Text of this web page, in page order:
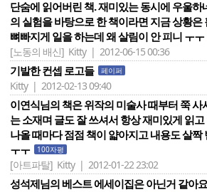
단숨에 읽어버린 책. 재미있는 동시에 우울하
의 실험을 바탕으로 한 책이라면 지금 상황은
뼈빠지게 일을 하는데 왜 살림이 안 피니 ㅜㅜ
[노동의 배신] Kitty | 2012-06-15 00:36
기발한 컨셉 로고들 페이퍼
Kitty | 2012-02-13 09:40
이연식님의 책은 위작의 미술사 때부터 쭉 사
는 소재며 글도 잘 쓰셔서 항상 재미있게 읽
나올 때마다 점점 책이 얇아지고 내용도 살짝
ㅜㅜ
100자평
[아트파탈] Kitty | 2012-01-22 23:02
성석제님의 베스트 에세이집은 아닌거 같아